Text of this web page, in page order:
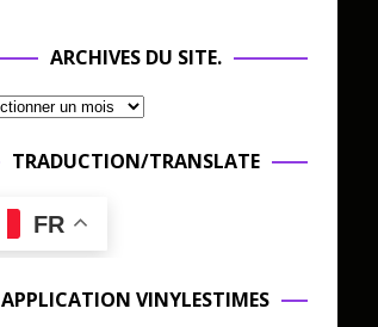
ARCHIVES DU SITE.
TRADUCTION/TRANSLATE
FR
APPLICATION VINYLESTIMES